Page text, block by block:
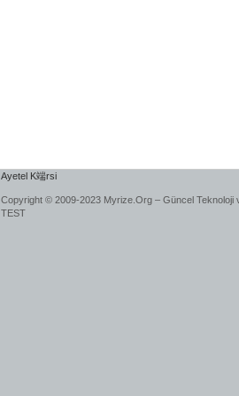
Ayetel K端rsi
Copyright © 2009-2023 Myrize.Org – Güncel Teknoloji
TEST